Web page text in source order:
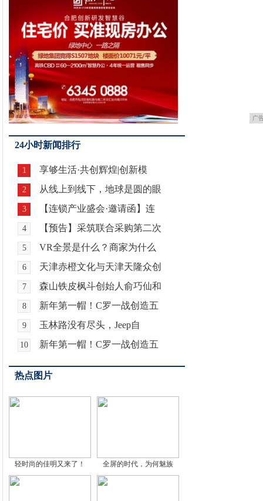
广
24小时新闻排行
1 享够生活·共创辉煌|创新模
2 从线上到线下，地球是圆的眼
3 【连锁产业盛会·邀请函】连
4 【预告】采筑联合采购第二次
5 VR全景是什么？商家为什么
6 天津赤橙文化与天津天隆众创
7 森山铁皮枫斗创始人俞巧仙和
8 新年第一帽！C罗一战创造五
9 玉林路没有尽头，Jeep自
10 新年第一帽！C罗一战创造五
热点图片
轻时尚的佳明又来了！ 全屏的时代，为何魅族